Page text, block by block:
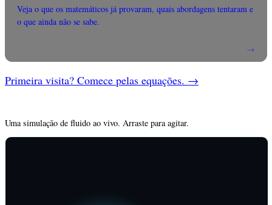
Veja o que os matemáticos já provaram, quais abordagens tentaram e
o que ainda não se sabe.
→
Primeira visita? Comece pelas equações. →
Uma simulação de fluido ao vivo. Arraste para agitar.